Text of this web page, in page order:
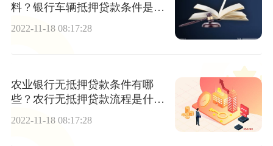
料？银行车辆抵押贷款条件是什
2022-11-18 08:17:28
农业银行无抵押贷款条件有哪
些？农行无抵押贷款流程是什
么？
2022-11-18 08:17:28